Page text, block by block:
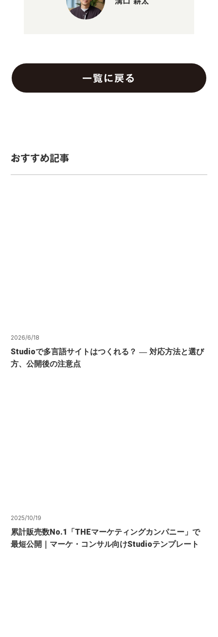
一覧に戻る
おすすめ記事
2026/6/18
Studioで多言語サイトはつくれる？ ― 対応方法と選び
方、公開後の注意点
2025/10/19
累計販売数No.1「THEマーケティングカンパニー」で
最短公開｜マーケ・コンサル向けStudioテンプレート